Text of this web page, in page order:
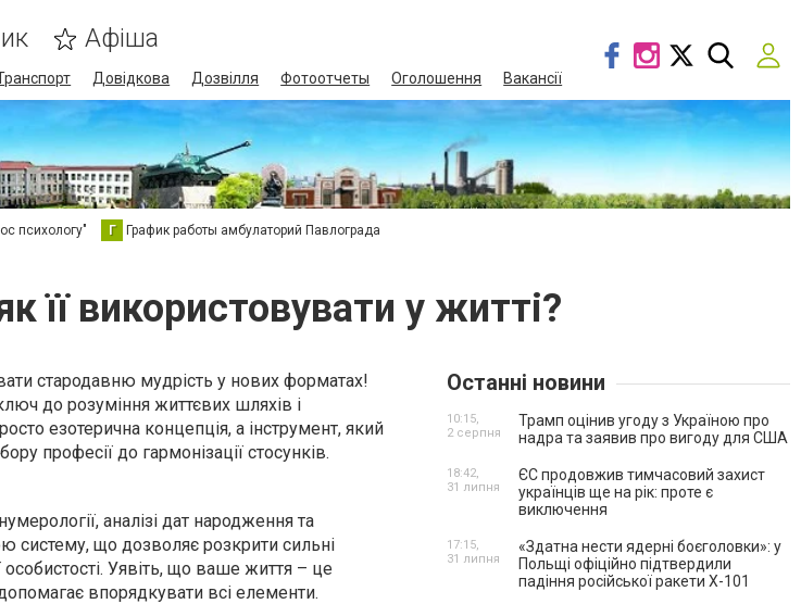
Афіша
Довідкова Дозвілля Фотоотчеты Оголошення Вакансії
психологу" Г График работы амбулаторий Павлограда
її використовувати у житті?
стародавню мудрість у нових форматах!
до розуміння життєвих шляхів і
езотерична концепція, а інструмент, який
професії до гармонізації стосунків.
аналізі дат народження та
систему, що дозволяє розкрити сильні
Уявіть, що ваше життя – це
впорядкувати всі елементи.
Останні новини
Трамп оцінив угоду з Україною про
надра та заявив про вигоду для США
10:15,
2 серпня
ЄС продовжив тимчасовий захист
українців ще на рік: проте є
виключення
18:42,
31 липня
«Здатна нести ядерні боєголовки»: у
Польщі офіційно підтвердили
падіння російської ракети Х-101
17:15,
31 липня